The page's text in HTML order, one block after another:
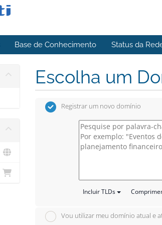
Base de Conhecimento Status da
Escolha um
Registrar um novo domínio
Incluir TLDs
Vou utilizar meu domínio atual e